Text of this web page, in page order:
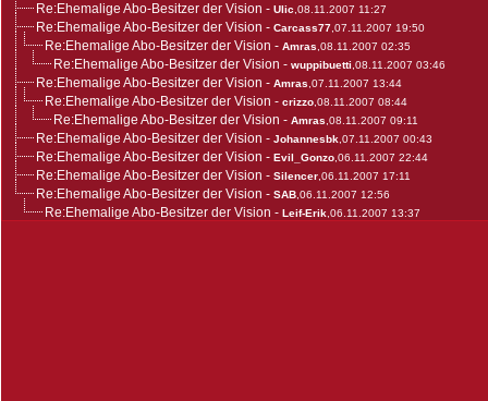
Re:Ehemalige Abo-Besitzer der Vision - Ulic ,08.11.2007 11:27
Re:Ehemalige Abo-Besitzer der Vision - Carcass77 ,07.11.2007 19:50
Re:Ehemalige Abo-Besitzer der Vision - Amras ,08.11.2007 02:35
Re:Ehemalige Abo-Besitzer der Vision - wuppibuetti ,08.11.2007 03:46
Re:Ehemalige Abo-Besitzer der Vision - Amras ,07.11.2007 13:44
Re:Ehemalige Abo-Besitzer der Vision - crizzo ,08.11.2007 08:44
Re:Ehemalige Abo-Besitzer der Vision - Amras ,08.11.2007 09:11
Re:Ehemalige Abo-Besitzer der Vision - Johannesbk ,07.11.2007 00:43
Re:Ehemalige Abo-Besitzer der Vision - Evil_Gonzo ,06.11.2007 22:44
Re:Ehemalige Abo-Besitzer der Vision - Silencer ,06.11.2007 17:11
Re:Ehemalige Abo-Besitzer der Vision - SAB ,06.11.2007 12:56
Re:Ehemalige Abo-Besitzer der Vision - Leif-Erik ,06.11.2007 13:37